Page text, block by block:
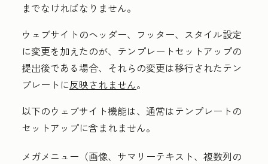
までなければなりません。
ウェブサイトのヘッダー、フッター、スタイル設定
に変更を加えたのが、テンプレートセットアップの
提出後である場合、それらの変更は移行されたテン
プレートに反映されません。
以下のウェブサイト機能は、通常はテンプレートの
セットアップに含まれません。
メガメニュー（画像、サマリーテキスト、複数列の